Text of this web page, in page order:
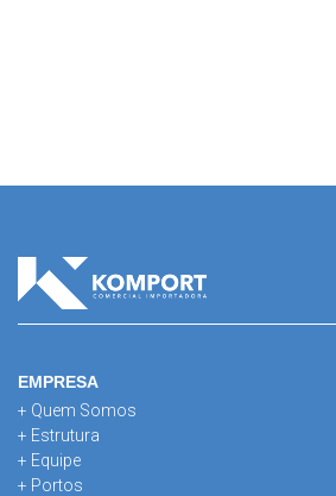
EMPRESA
+ Quem Somos
+ Estrutura
+ Equipe
+ Portos